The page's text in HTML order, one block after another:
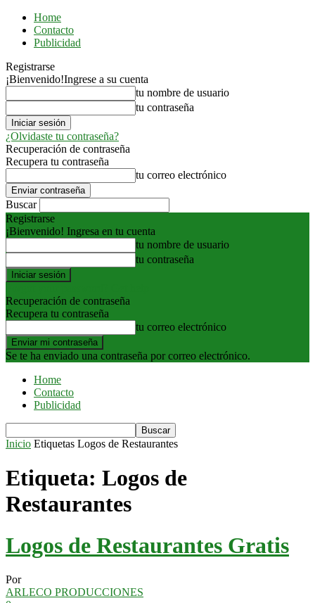
Home
Contacto
Publicidad
Registrarse
¡Bienvenido!Ingrese a su cuenta
tu nombre de usuario
tu contraseña
¿Olvidaste tu contraseña?
Recuperación de contraseña
Recupera tu contraseña
tu correo electrónico
Buscar
Registrarse
¡Bienvenido! Ingresa en tu cuenta
tu nombre de usuario
tu contraseña
Recuperación de contraseña
Recupera tu contraseña
tu correo electrónico
Se te ha enviado una contraseña por correo electrónico.
Home
Contacto
Publicidad
Inicio Etiquetas Logos de Restaurantes
Etiqueta: Logos de
Restaurantes
Logos de Restaurantes Gratis
Por
ARLECO PRODUCCIONES